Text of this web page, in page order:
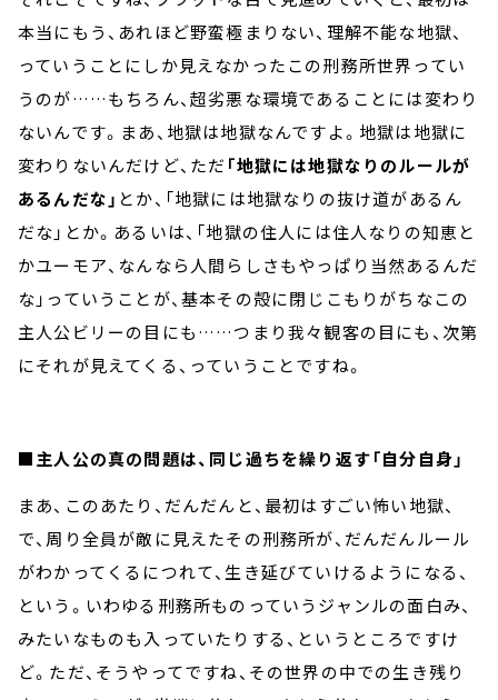
本当にもう、あれほど野蛮極まりない、理解不能な地獄、
っていうことにしか見えなかったこの刑務所世界ってい
うのが……もちろん、超劣悪な環境であることには変わり
ないんです。まあ、地獄は地獄なんですよ。地獄は地獄に
変わりないんだけど、ただ 「地獄には地獄なりのルールが
あるんだな」 とか、「地獄には地獄なりの抜け道があるん
だな」とか。あるいは、「地獄の住人には住人なりの知恵と
かユーモア、なんなら人間らしさもやっぱり当然あるんだ
な」っていうことが、基本その殻に閉じこもりがちなこの
主人公ビリーの目にも……つまり我々観客の目にも、次第
にそれが見えてくる、っていうことですね。
■主人公の真の問題は、同じ過ちを繰り返す「自分自身」
まあ、このあたり、だんだんと、最初はすごい怖い地獄、
で、周り全員が敵に見えたその刑務所が、だんだんルール
がわかってくるにつれて、生き延びていけるようになる、
という。いわゆる刑務所ものっていうジャンルの面白み、
みたいなものも入っていたりする、というところですけ
ど。ただ、そうやってですね、その世界の中での生き残り